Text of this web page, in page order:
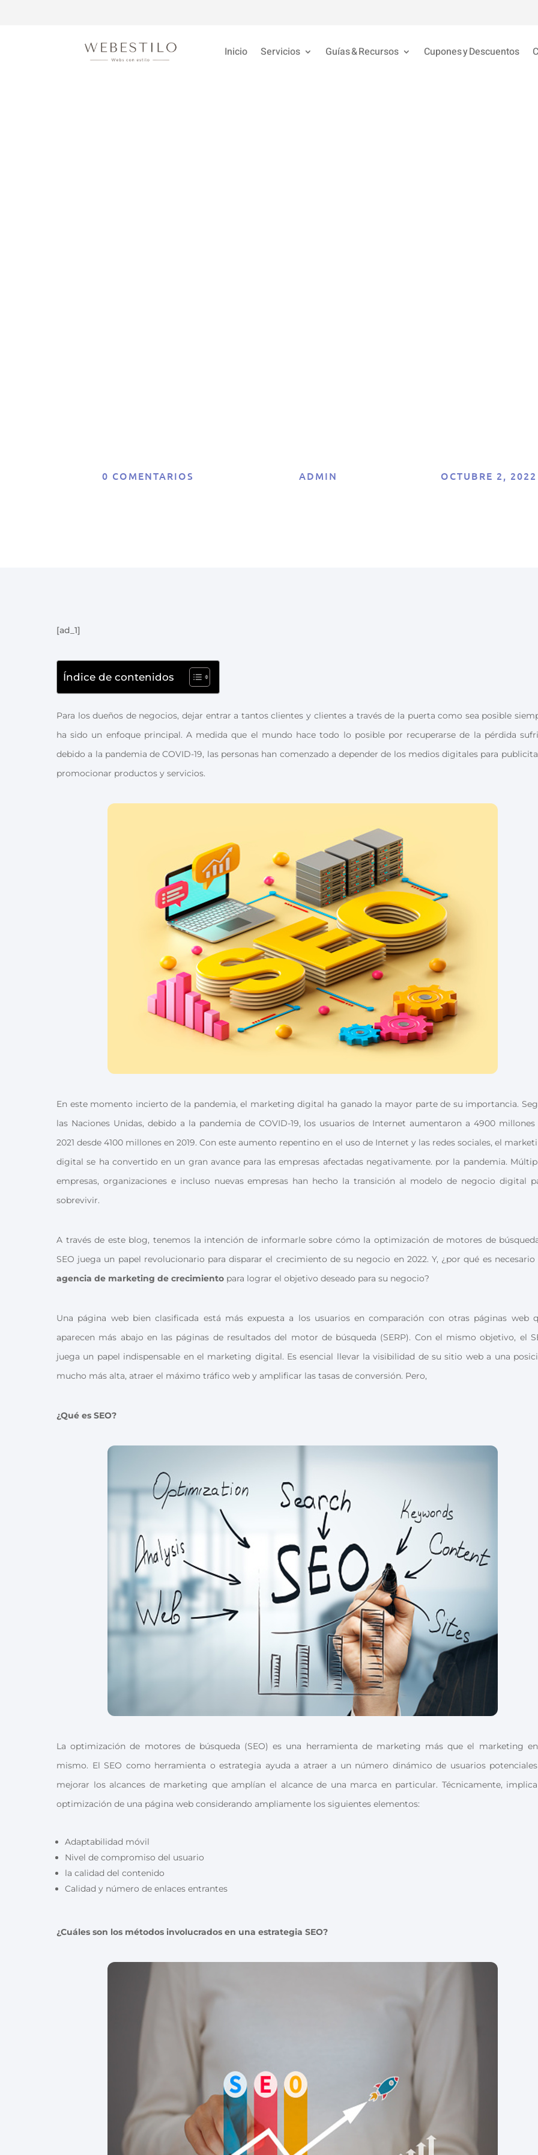
Inicio Servicios Guías & Recursos Cupones y Descuentos
0 COMENTARIOS ADMIN OCTUBRE 2, 2022
[ad_1]
Índice de contenidos
Para los dueños de negocios, dejar entrar a tantos clientes y clientes a través de la puerta como sea posible
ha sido un enfoque principal. A medida que el mundo hace todo lo posible por recuperarse de la pérdida
debido a la pandemia de COVID-19, las personas han comenzado a depender de los medios digitales para
promocionar productos y servicios.
En este momento incierto de la pandemia, el marketing digital ha ganado la mayor parte de su importancia.
las Naciones Unidas, debido a la pandemia de COVID-19, los usuarios de Internet aumentaron a 4900 millones
2021 desde 4100 millones en 2019. Con este aumento repentino en el uso de Internet y las redes sociales, el
digital se ha convertido en un gran avance para las empresas afectadas negativamente. por la pandemia.
empresas, organizaciones e incluso nuevas empresas han hecho la transición al modelo de negocio digital
sobrevivir.
A través de este blog, tenemos la intención de informarle sobre cómo la optimización de motores de
SEO juega un papel revolucionario para disparar el crecimiento de su negocio en 2022. Y, ¿por qué es necesario
agencia de marketing de crecimiento para lograr el objetivo deseado para su negocio?
Una página web bien clasificada está más expuesta a los usuarios en comparación con otras páginas web
aparecen más abajo en las páginas de resultados del motor de búsqueda (SERP). Con el mismo objetivo, el
juega un papel indispensable en el marketing digital. Es esencial llevar la visibilidad de su sitio web a una
mucho más alta, atraer el máximo tráfico web y amplificar las tasas de conversión. Pero,
¿Qué es SEO?
La optimización de motores de búsqueda (SEO) es una herramienta de marketing más que el marketing
mismo. El SEO como herramienta o estrategia ayuda a atraer a un número dinámico de usuarios
mejorar los alcances de marketing que amplían el alcance de una marca en particular. Técnicamente,
optimización de una página web considerando ampliamente los siguientes elementos:
Adaptabilidad móvil
Nivel de compromiso del usuario
la calidad del contenido
Calidad y número de enlaces entrantes
¿Cuáles son los métodos involucrados en una estrategia SEO?